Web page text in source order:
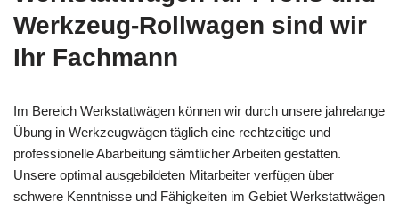
Werkzeug-Rollwagen sind wir
Ihr Fachmann
Im Bereich Werkstattwägen können wir durch unsere jahrelange
Übung in Werkzeugwägen täglich eine rechtzeitige und
professionelle Abarbeitung sämtlicher Arbeiten gestatten.
Unsere optimal ausgebildeten Mitarbeiter verfügen über
schwere Kenntnisse und Fähigkeiten im Gebiet Werkstattwägen